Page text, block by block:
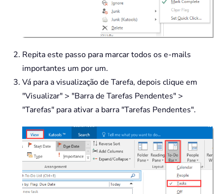
Repita este passo para marcar todos os e-mails
importantes um por um.
Vá para a visualização de Tarefa, depois clique em
"Visualizar" > "Barra de Tarefas Pendentes" >
"Tarefas" para ativar a barra "Tarefas Pendentes".